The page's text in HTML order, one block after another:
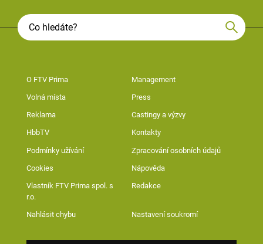
O FTV Prima Management
Volná místa Press
Reklama Castingy a výzvy
HbbTV Kontakty
Podmínky užívání Zpracování osobních údajů
Cookies Nápověda
Vlastník FTV Prima spol. s
r.o.
Redakce
Nahlásit chybu Nastavení soukromí